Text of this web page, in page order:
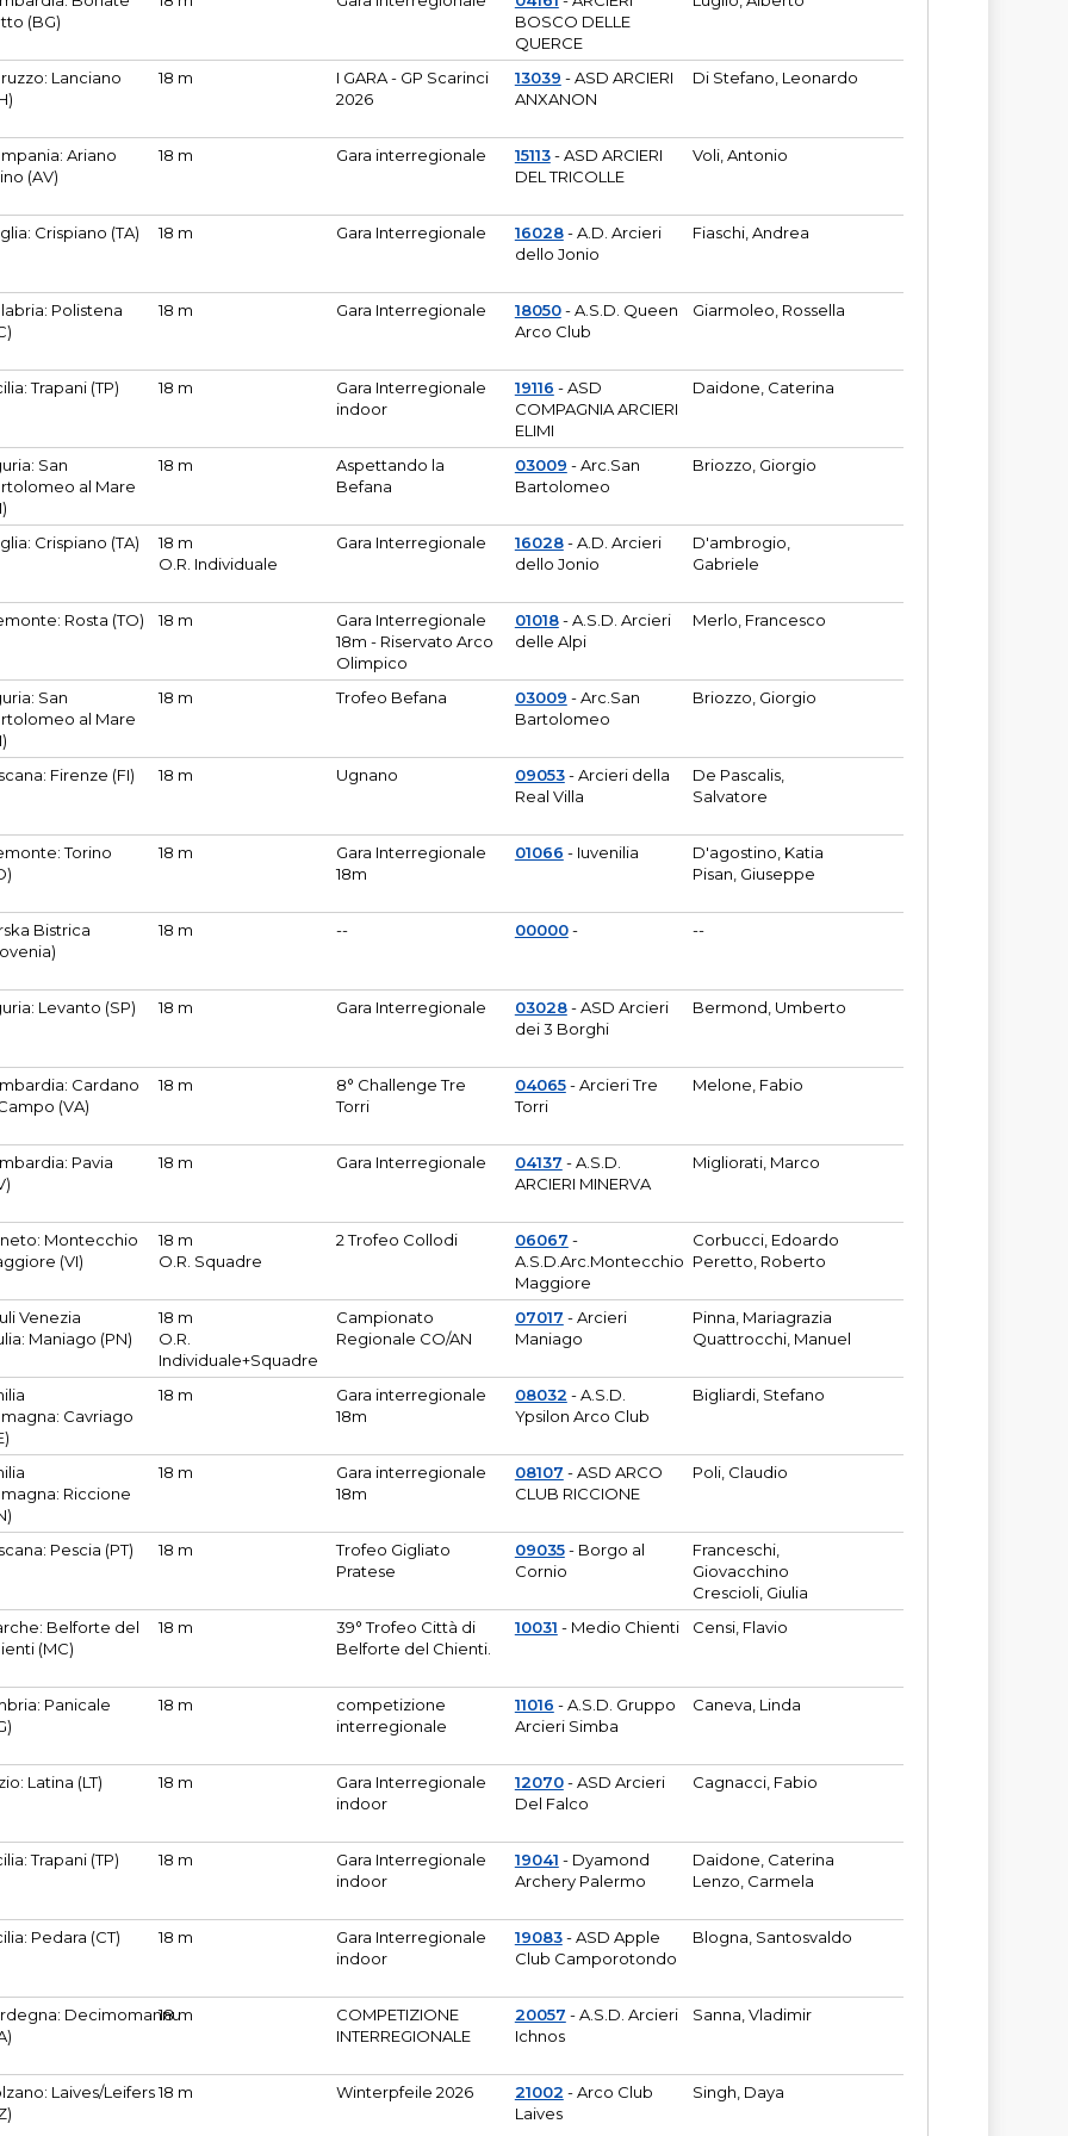
(BG)
BOSCO DELLE
QUERCE
Lanciano
18 m
I GARA - GP Scarinci
2026
13039 - ASD ARCIERI
ANXANON
Di Stefano, Leonardo
Ariano
(AV)
18 m Gara interregionale 15113- ASD ARCIERI
DEL TRICOLLE
Voli, Antonio
Crispiano (TA) 18 m Gara Interregionale 16028- A.D. Arcieri
dello Jonio
Fiaschi, Andrea
Polistena
18 m Gara Interregionale 18050- A.S.D. Queen
Arco Club
Giarmoleo, Rossella
Trapani (TP) 18 m
Gara Interregionale
indoor
19116 - ASD
COMPAGNIA ARCIERI
ELIMI
Daidone, Caterina
San
al Mare
18 m
Aspettando la
Befana
03009 - Arc.San
Bartolomeo
Briozzo, Giorgio
Crispiano (TA)
18 m
O.R. Individuale
Gara Interregionale 16028- A.D. Arcieri
dello Jonio
D'ambrogio,
Gabriele
Rosta (TO) 18 m
Gara Interregionale
18m - Riservato Arco
Olimpico
01018- A.S.D. Arcieri
delle Alpi
Merlo, Francesco
San
al Mare
18 m Trofeo Befana 03009 - Arc.San
Bartolomeo
Briozzo, Giorgio
Firenze (FI) 18 m Ugnano 09053- Arcieri della
Real Villa
De Pascalis,
Salvatore
Torino
18 m
Gara Interregionale
18m
01066 - Iuvenilia
D'agostino, Katia
Pisan, Giuseppe
Bistrica
18 m -- 00000- --
Levanto (SP) 18 m Gara Interregionale 03028- ASD Arcieri
dei 3 Borghi
Bermond, Umberto
Cardano
(VA)
18 m
8° Challenge Tre
Torri
04065- Arcieri Tre
Torri
Melone, Fabio
Pavia
18 m Gara Interregionale 04137 - A.S.D.
ARCIERI MINERVA
Migliorati, Marco
Montecchio
(VI)
18 m
O.R. Squadre
2 Trofeo Collodi 06067 -
A.S.D.Arc.Montecchio
Maggiore
Corbucci, Edoardo
Peretto, Roberto
Venezia
Maniago (PN)
18 m
O.R.
Individuale+Squadre
Campionato
Regionale CO/AN
07017 - Arcieri
Maniago
Pinna, Mariagrazia
Quattrocchi, Manuel
Cavriago
18 m
Gara interregionale
18m
08032 - A.S.D.
Ypsilon Arco Club
Bigliardi, Stefano
Riccione
18 m
Gara interregionale
18m
08107 - ASD ARCO
CLUB RICCIONE
Poli, Claudio
Pescia (PT) 18 m
Trofeo Gigliato
Pratese
09035- Borgo al
Cornio
Franceschi,
Giovacchino
Crescioli, Giulia
Belforte del
(MC)
18 m
39° Trofeo Città di
Belforte del Chienti.
10031 - Medio Chienti Censi, Flavio
Panicale
18 m
competizione
interregionale
11016 - A.S.D. Gruppo
Arcieri Simba
Caneva, Linda
Latina (LT) 18 m
Gara Interregionale
indoor
12070- ASD Arcieri
Del Falco
Cagnacci, Fabio
Trapani (TP) 18 m
Gara Interregionale
indoor
19041 - Dyamond
Archery Palermo
Daidone, Caterina
Lenzo, Carmela
Pedara (CT) 18 m
Gara Interregionale
indoor
19083- ASD Apple
Club Camporotondo
Blogna, Santosvaldo
Decimomannu
18 m
COMPETIZIONE
INTERREGIONALE
20057 - A.S.D. Arcieri
Ichnos
Sanna, Vladimir
Laives/Leifers18 m Winterpfeile 2026 21002 - Arco Club
Laives
Singh, Daya